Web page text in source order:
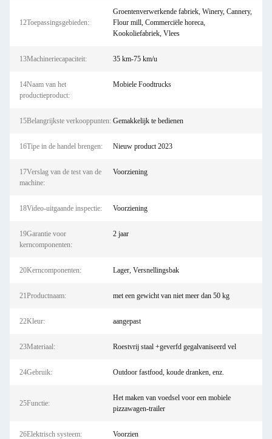
12Toepassingsgebieden:
Groentenverwerkende fabriek, Winery, Cannery,
Flour mill, Commerciële horeca,
Kookoliefabriek, Vlees
13Machineriecapaciteit: 35 km-75 km/u
14Naam van het
productieproduct:
Mobiele Foodtrucks
15Belangrijkste verkooppunten: Gemakkelijk te bedienen
16Tipe in de handel brengen: Nieuw product 2023
17Verslag van de test van de
machine:
Voorziening
18Video-uitgaande inspectie: Voorziening
19Garantie voor
kerncomponenten:
2 jaar
20Kerncomponenten: Lager, Versnellingsbak
21Productnaam: met een gewicht van niet meer dan 50 kg
22Kleur: aangepast
23Materiaal: Roestvrij staal +geverfd gegalvaniseerd vel
24Gebruik: Outdoor fastfood, koude dranken, enz.
25Functie:
Het maken van voedsel voor een mobiele
pizzawagen-trailer
26Elektrisch systeem: Voorzien